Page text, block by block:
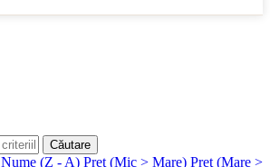
Căutare
Nume (Z - A) Preţ (Mic > Mare) Preţ (Mare >